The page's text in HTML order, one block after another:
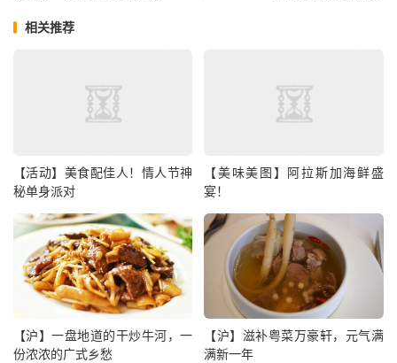
相关推荐
【活动】美食配佳人！情人节神
秘单身派对
【美味美图】阿拉斯加海鲜盛
宴！
【沪】一盘地道的干炒牛河，一
份浓浓的广式乡愁
【沪】滋补粤菜万豪轩，元气满
满新一年